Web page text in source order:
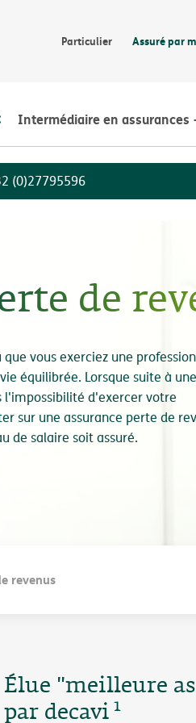
Particulier Assuré par
Intermédiaire en assurances
(0)27795596
de
vous exerciez une profession
équilibrée. Lorsque suite à une
l'impossibilité d'exercer votre
sur une assurance perte de
de salaire soit assuré.
revenus
Élue "meilleure
par decavi 1